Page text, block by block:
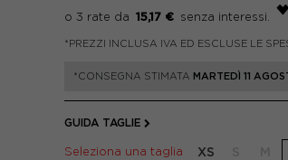
15,17 €
*PREZZI INCLUSA IVA ED ESCLUSE LE
*CONSEGNA STIMATA MARTEDÌ 11
GUIDA TAGLIE
Seleziona una taglia XS